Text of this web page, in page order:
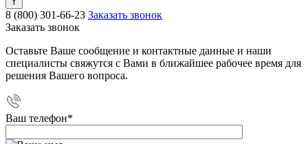
8 (800) 301-66-23 Заказать звонок
Заказать звонок
Оставьте Ваше сообщение и контактные данные и наши
специалисты свяжутся с Вами в ближайшее рабочее время для
решения Вашего вопроса.
Ваш телефон*